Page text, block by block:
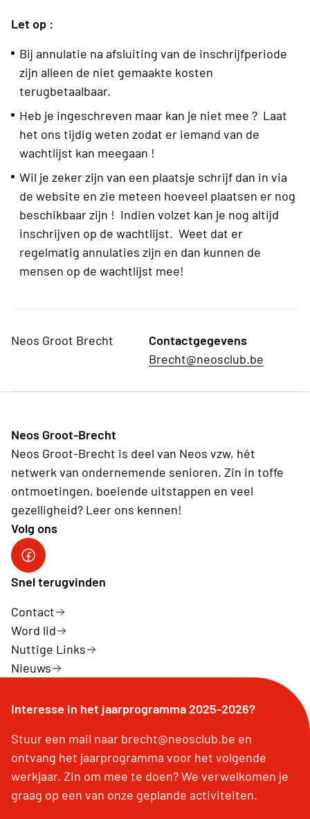
Let op :
Bij annulatie na afsluiting van de inschrijfperiode
zijn alleen de niet gemaakte kosten
terugbetaalbaar.
Heb je ingeschreven maar kan je niet mee ? Laat
het ons tijdig weten zodat er iemand van de
wachtlijst kan meegaan !
Wil je zeker zijn van een plaatsje schrijf dan in via
de website en zie meteen hoeveel plaatsen er nog
beschikbaar zijn ! Indien volzet kan je nog altijd
inschrijven op de wachtlijst. Weet dat er
regelmatig annulaties zijn en dan kunnen de
mensen op de wachtlijst mee!
Neos Groot Brecht
Contactgegevens
Brecht@neosclub.be
Neos Groot-Brecht
Neos Groot-Brecht is deel van Neos vzw, hét
netwerk van ondernemende senioren. Zin in toffe
ontmoetingen, boeiende uitstappen en veel
gezelligheid? Leer ons kennen!
Volg ons
Facebook Neos Groot Brecht
Snel terugvinden
Contact
Word lid
Nuttige Links
Nieuws
Interesse in het jaarprogramma 2025-2026?
Stuur een mail naar brecht@neosclub.be en
ontvang het jaarprogramma voor het volgende
werkjaar. Zin om mee te doen? We verwelkomen je
graag op een van onze geplande activiteiten.